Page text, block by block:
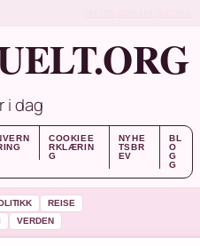
i dag
COOKIEE
RKLÆRIN
G
NYHE
TSBR
EV
BL
O
G
G
REISE
VERDEN